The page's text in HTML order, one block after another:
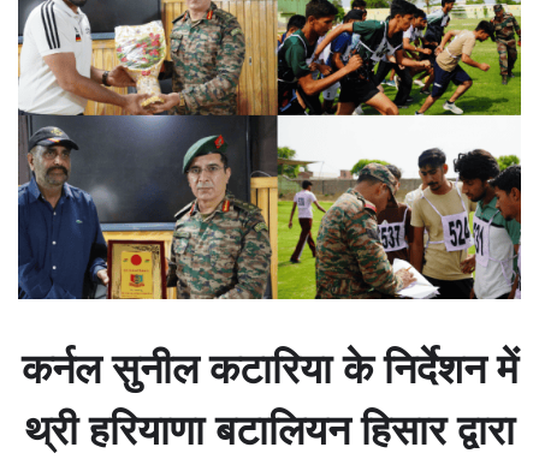
कर्नल सुनील कटारिया के निर्देशन में
थ्री हरियाणा बटालियन हिसार द्वारा